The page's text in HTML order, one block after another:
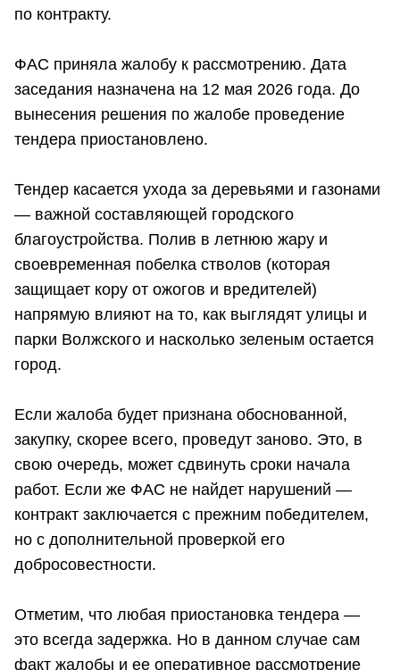
по контракту.
ФАС приняла жалобу к рассмотрению. Дата
заседания назначена на 12 мая 2026 года. До
вынесения решения по жалобе проведение
тендера приостановлено.
Тендер касается ухода за деревьями и газонами
— важной составляющей городского
благоустройства. Полив в летнюю жару и
своевременная побелка стволов (которая
защищает кору от ожогов и вредителей)
напрямую влияют на то, как выглядят улицы и
парки Волжского и насколько зеленым остается
город.
Если жалоба будет признана обоснованной,
закупку, скорее всего, проведут заново. Это, в
свою очередь, может сдвинуть сроки начала
работ. Если же ФАС не найдет нарушений —
контракт заключается с прежним победителем,
но с дополнительной проверкой его
добросовестности.
Отметим, что любая приостановка тендера —
это всегда задержка. Но в данном случае сам
факт жалобы и ее оперативное рассмотрение